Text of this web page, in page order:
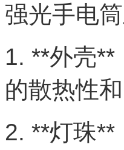
强光手电
1. **外壳**
的散热性
2. **灯珠**